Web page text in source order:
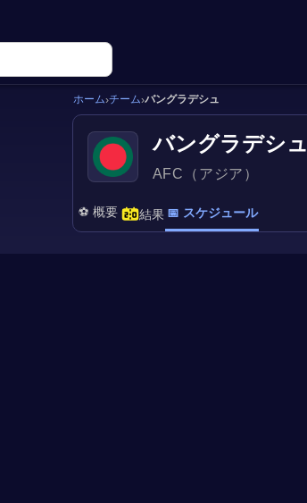
ホーム›チーム›バングラデシュ
バングラデシュ
AFC（アジア）
⚽ 概要 結果 📅 スケジュール